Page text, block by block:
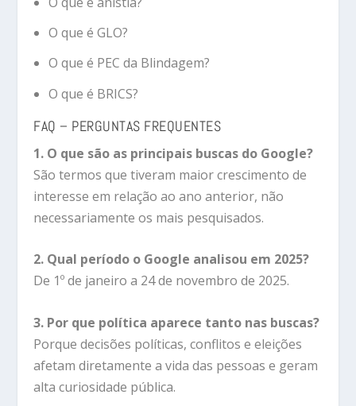
O que é GLO?
O que é PEC da Blindagem?
O que é BRICS?
FAQ – PERGUNTAS FREQUENTES
1. O que são as principais buscas do Google?
São termos que tiveram maior crescimento de
interesse em relação ao ano anterior, não
necessariamente os mais pesquisados.
2. Qual período o Google analisou em 2025?
De 1º de janeiro a 24 de novembro de 2025.
3. Por que política aparece tanto nas buscas?
Porque decisões políticas, conflitos e eleições
afetam diretamente a vida das pessoas e geram
alta curiosidade pública.